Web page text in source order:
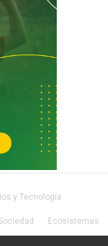
y Tecnología
Ecosistemas